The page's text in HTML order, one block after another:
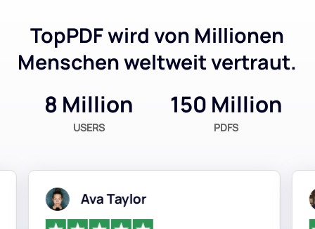
TopPDF wird von Millionen
Menschen weltweit vertraut.
8 Million
USERS
150 Million
PDFS
Ava Taylor